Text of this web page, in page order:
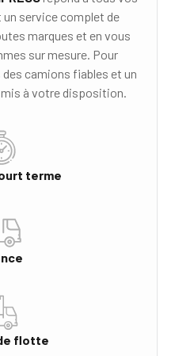
service complet de
marques et en vous
sur mesure. Pour
camions fiables et un
à votre disposition.
terme
flotte